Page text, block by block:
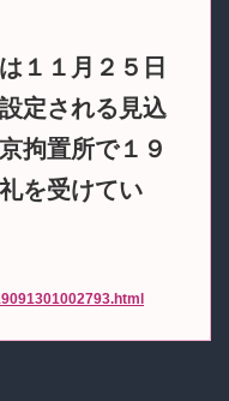
１１月２５日
定される見込
拘置所で１９
を受けてい